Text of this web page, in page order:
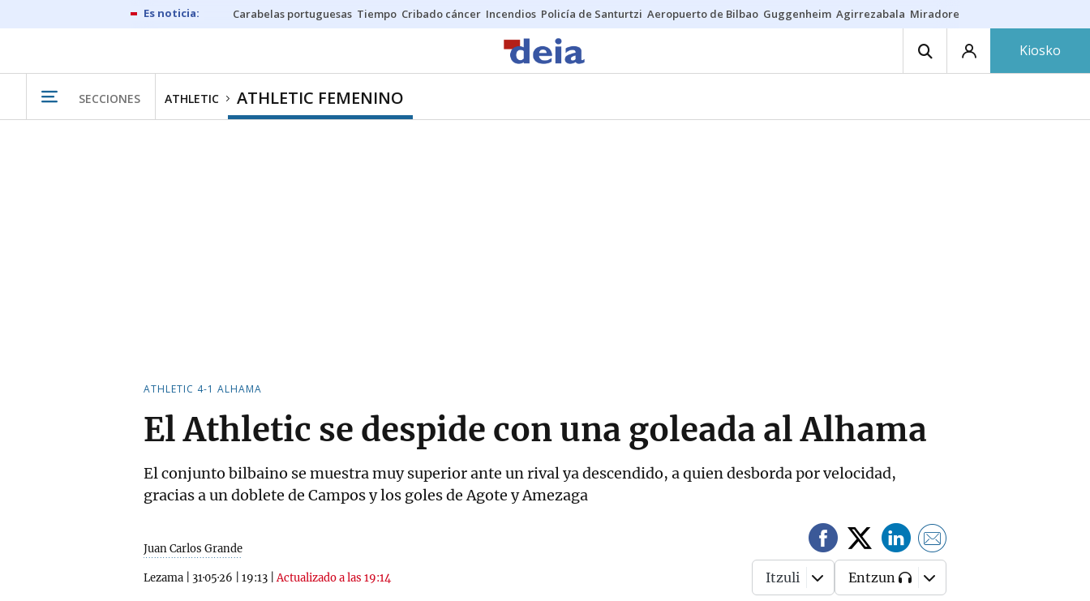
Carabelas portuguesas Tiempo Cribado cáncer Incendios Policía de Santurtzi Aeropuerto de Bilbao Guggenheim Agirrezabala Miradores en Bilbao
Kiosko
SECCIONES ATHLETIC ATHLETIC FEMENINO
ATHLETIC 4-1 ALHAMA
El Athletic se despide con una goleada al Alhama
El conjunto bilbaino se muestra muy superior ante un rival ya descendido, a quien desborda por velocidad,
gracias a un doblete de Campos y los goles de Agote y Amezaga
Juan Carlos Grande
Lezama 31·05·26 19:13 |Actualizado a las 19:14 Itzuli Entzun